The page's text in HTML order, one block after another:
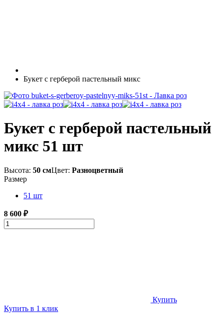
Букет с герберой пастельный микс
Букет с герберой пастельный
микс 51 шт
Высота: 50 смЦвет: Разноцветный
Размер
51 шт
8 600 ₽
Купить
Купить в 1 клик